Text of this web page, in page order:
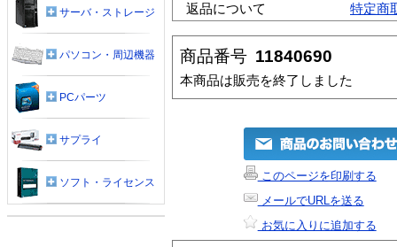
返品について
特定商
商品番号 11840690
本商品は販売を終了しました
このページを印刷する
メールでURLを送る
お気に入りに追加する
サーバ・ストレージ
パソコン・周辺機器
PCパーツ
サプライ
ソフト・ライセンス